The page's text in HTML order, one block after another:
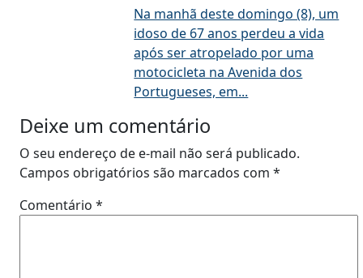
Na manhã deste domingo (8), um
idoso de 67 anos perdeu a vida
após ser atropelado por uma
motocicleta na Avenida dos
Portugueses, em...
Deixe um comentário
O seu endereço de e-mail não será publicado.
Campos obrigatórios são marcados com *
Comentário *